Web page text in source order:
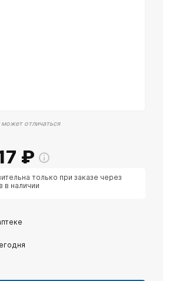
отличаться
₽
только при заказе через
в наличии